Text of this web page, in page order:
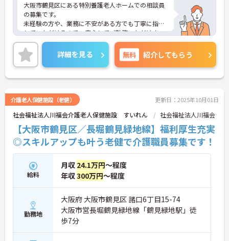
大阪市鶴見区にある特別養護老人ホームでの相談員
の募集です。
未経験の方や、業務に不安がある方でも丁寧に指導
していただけるので、安心してご勤務いただけま
す。残業が少なめなので、プライベートを大切にし
ながら働くことができます。
ご興味のある方には、面接対策ポイントなど、さら
に詳細をお話しいたしますのでお気軽にご相談くだ
さい！
詳細を見る 無料 紹介してもらう
介護老人保健施設（老健） 更新日：2025年10月01日
社会福祉法人川福会介護老人保健施設 すいれん 社会福祉法人川福会
【大阪市鶴見区／長堀鶴見緑地線】福利厚生充実
◎スキルアップも叶う老健で介護職員募集です！
給料
月収 24.1万円～程度
年収300万円～程度
勤務地
大阪府 大阪市鶴見区 諸口6丁目15-74
大阪市営長堀鶴見緑地線「鶴見緑地駅」徒
歩7分